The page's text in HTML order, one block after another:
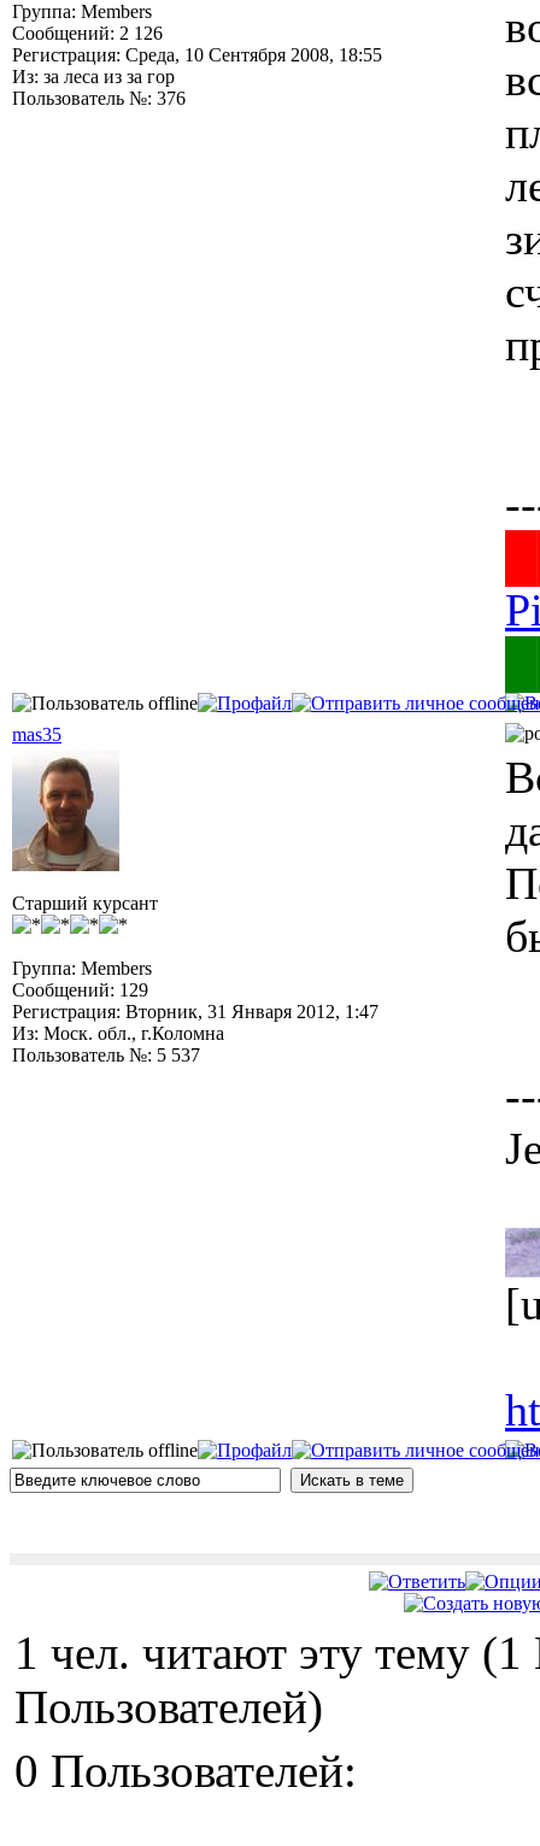
Группа: Members
Сообщений: 2 126
Регистрация: Среда, 10 Сентября 2008, 18:55
Из: за леса из за гор
Пользователь №: 376
mas35
Старший курсант
Группа: Members
Сообщений: 129
Регистрация: Вторник, 31 Января 2012, 1:47
Из: Моск. обл., г.Коломна
Пользователь №: 5 537
1 чел. читают эту тему
Пользователей)
0 Пользователей: